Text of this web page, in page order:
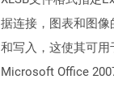
据连接，图表和图像
和写入，这使其可用
Microsoft Office